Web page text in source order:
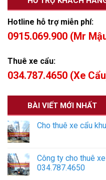
Hotline hỗ trợ miễn phí:
0915.069.900 (Mr
Thuê xe cẩu:
034.787.4650 (Xe
BÀI VIẾT MỚI NHẤT
Cho thuê xe cẩu
Công ty cho thuê
034.787.4650